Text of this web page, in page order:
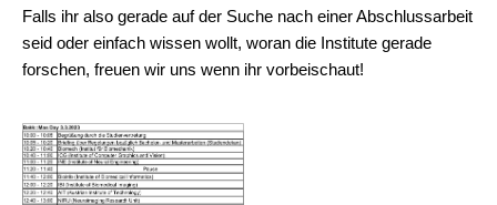
Show larger version
Falls ihr also gerade auf der Suche nach einer Abschlussarbeit
seid oder einfach wissen wollt, woran die Institute gerade
forschen, freuen wir uns wenn ihr vorbeischaut!